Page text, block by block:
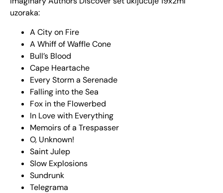
uzoraka:
A City on Fire
A Whiff of Waffle Cone
Bull’s Blood
Cape Heartache
Every Storm a Serenade
Falling into the Sea
Fox in the Flowerbed
In Love with Everything
Memoirs of a Trespasser
O, Unknown!
Saint Julep
Slow Explosions
Sundrunk
Telegrama